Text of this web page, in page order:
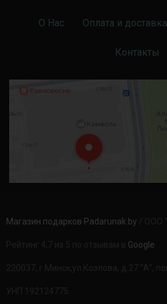
О Нас Оплата и доставка
Контакты
Магазин подарков Padarunak.by
Google